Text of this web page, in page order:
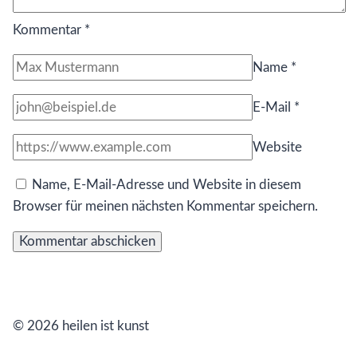
Kommentar *
Name *
E-Mail *
Website
Name, E-Mail-Adresse und Website in diesem
Browser für meinen nächsten Kommentar speichern.
© 2026 heilen ist kunst